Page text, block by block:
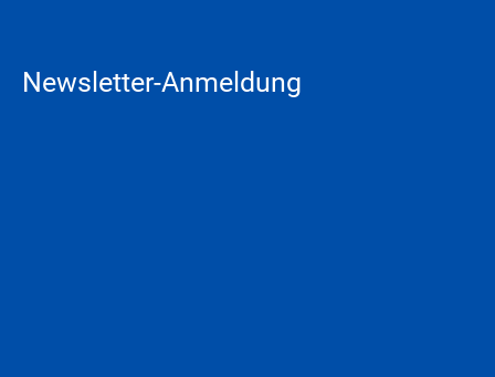
Newsletter-Anmeldung